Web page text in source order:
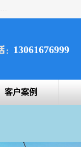
上海宇叶电子科技有限公司是吊钩视频监控、升降机监控、卸料平台监控、塔吊防碰撞、黑匣子防碰撞、风速仪，太阳能障碍灯安全提示灯等一系列升降机的常用配件产品专业研发生产加工的公司，拥有完整、科学的质量管理体系。
13061676999
客户案例